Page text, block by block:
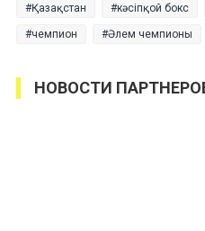
Қазақстан кәсіпқой бокс
чемпион Әлем чемпионы
НОВОСТИ